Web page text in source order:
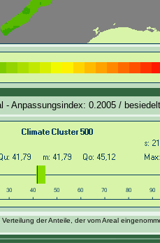
- Anpassungsindex: 0.2005 /
der Anteile, der vom Areal